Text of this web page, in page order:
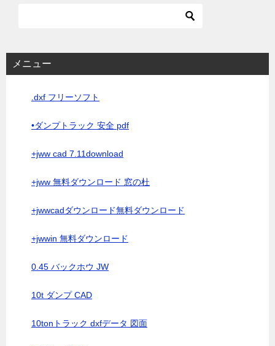
メニュー
.dxf フリーソフト
•ダンプトラック 安全 pdf
+jww cad 7.11download
+jww 無料ダウンロード 窓の杜
+jwwcadダウンロード無料ダウンロード
+jwwin 無料ダウンロード
0.45 バックホウ JW
10t ダンプ CAD
10tonトラック dxfデータ 図面